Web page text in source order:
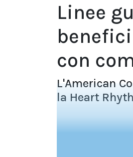
Linee
con
L'American
la Heart